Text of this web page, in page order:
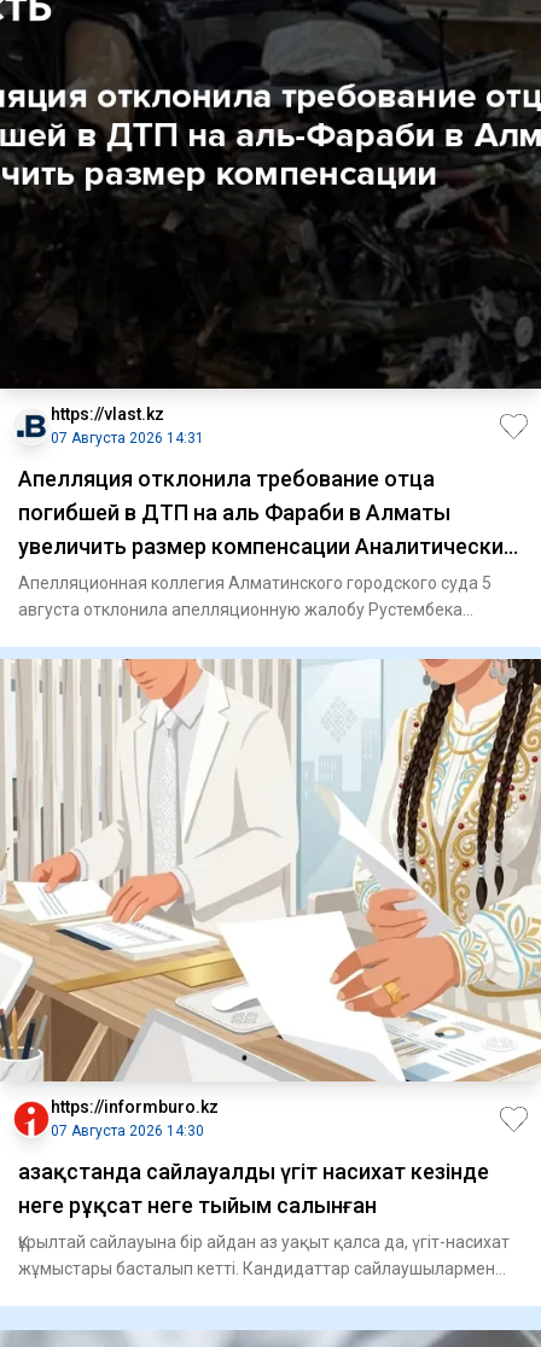
https://vlast.kz
07 Августа 2026 14:31
Апелляция отклонила требование отца
погибшей в ДТП на аль Фараби в Алматы
увеличить размер компенсации Аналитический
интернет журнал Власть
Апелляционная коллегия Алматинского городского суда 5
августа отклонила апелляционную жалобу Рустембека
https://informburo.kz
07 Августа 2026 14:30
Қазақстанда сайлауалды үгіт насихат кезінде
неге рұқсат неге тыйым салынған
Құрылтай сайлауына бір айдан аз уақыт қалса да, үгіт-насихат
жұмыстары басталып кетті. Кандидаттар сайлаушылармен